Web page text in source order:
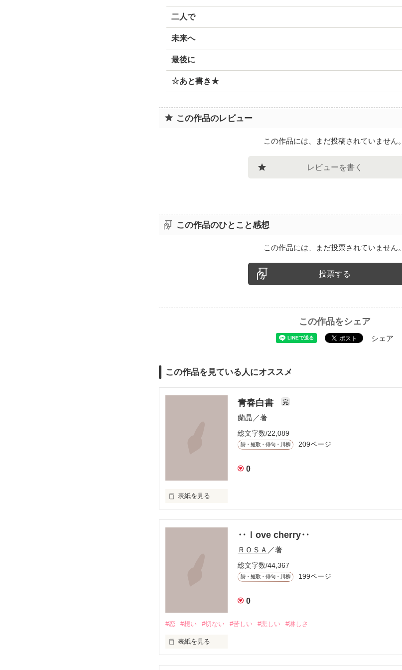
二人で
未来へ
最後に
☆あと書き★
この作品のレビュー
この作品には、まだ投稿されていません。
レビューを書く
この作品のひとこと感想
この作品には、まだ投票されていません。
投票する
この作品をシェア
シェア
この作品を見ている人にオススメ
青春白書 完
蘭晶 ／著
総文字数/22,089
詩・短歌・俳句・川柳 209ページ
0
表紙を見る
道は、浅く
‥ｌove cherry‥
ＲＯＳＡ ／著
総文字数/44,367
詩・短歌・俳句・川柳 199ページ
0
#恋 #想い #切ない #苦しい #悲しい #淋しさ
表紙を見る